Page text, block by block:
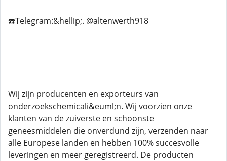
☎️Telegram:&hellip;. @altenwerth918
Wij zijn producenten en exporteurs van
onderzoekschemicali&euml;n. Wij voorzien onze
klanten van de zuiverste en schoonste
geneesmiddelen die onverdund zijn, verzenden naar
alle Europese landen en hebben 100% succesvolle
leveringen en meer geregistreerd. De producten